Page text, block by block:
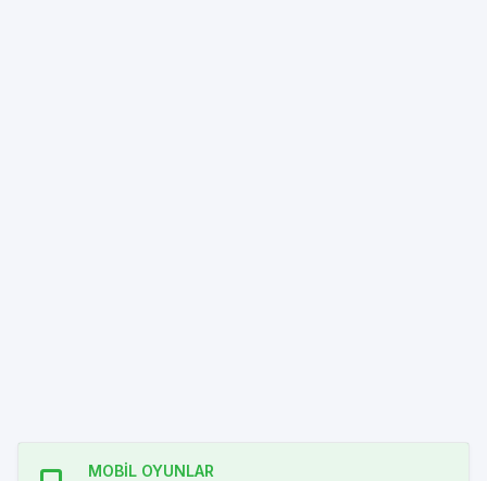
MOBİL OYUNLAR